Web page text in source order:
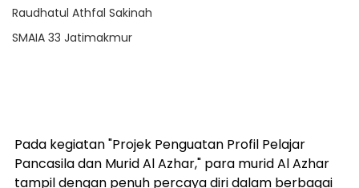
Raudhatul Athfal Sakinah
SMAIA 33 Jatimakmur
Pada kegiatan "Projek Penguatan Profil Pelajar
Pancasila dan Murid Al Azhar," para murid Al Azhar
tampil dengan penuh percaya diri dalam berbagai